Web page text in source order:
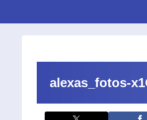
alexas_fotos-